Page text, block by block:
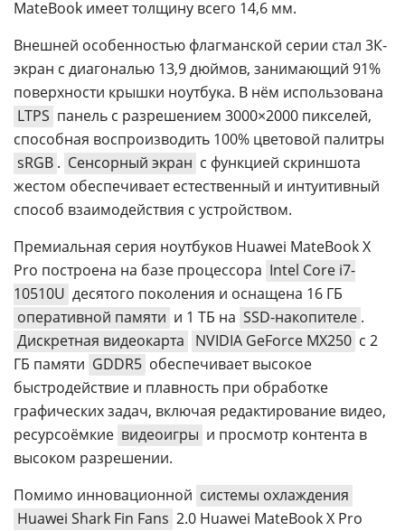
MateBook имеет толщину всего 14,6 мм.
Внешней особенностью флагманской серии стал 3К-
экран с диагональю 13,9 дюймов, занимающий 91%
поверхности крышки ноутбука. В нём использована
LTPS панель с разрешением 3000×2000 пикселей,
способная воспроизводить 100% цветовой палитры
sRGB . Сенсорный экран с функцией скриншота
жестом обеспечивает естественный и интуитивный
способ взаимодействия с устройством.
Премиальная серия ноутбуков Huawei MateBook X
Pro построена на базе процессора Intel Core i7-
10510U десятого поколения и оснащена 16 ГБ
оперативной памяти и 1 ТБ на SSD-накопителе .
Дискретная видеокарта
NVIDIA GeForce MX250 с 2
ГБ памяти GDDR5 обеспечивает высокое
быстродействие и плавность при обработке
графических задач, включая редактирование видео,
ресурсоёмкие видеоигры и просмотр контента в
высоком разрешении.
Помимо инновационной системы охлаждения
Huawei Shark Fin Fans 2.0 Huawei MateBook X Pro